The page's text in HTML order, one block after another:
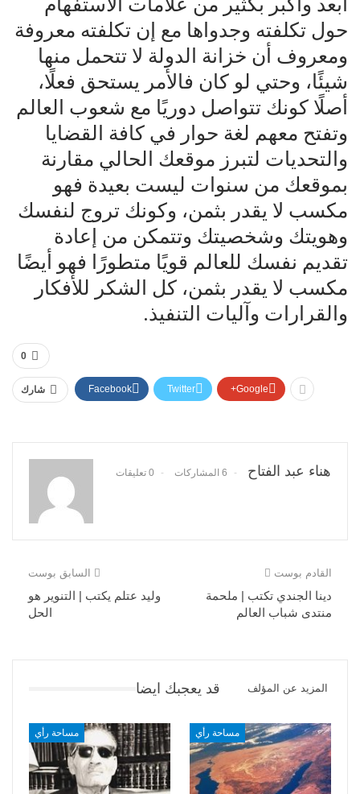
أبعد وأكبر بكثير من علامات الاستفهام
حول تكلفته وجدواها مع إن تكلفته معروفة
ومعروف أن خزانة الدولة لا تتحمل منها
شيئًا، وحتي لو كان فالأمر يستحق فعلًا،
أصلًا كونك تتواصل دوريًا مع شعوب العالم
وتفتح معهم لغة حوار في كافة القضايا
والتحديات لتبرز موقعك الحالي مقارنة
بموقعك من سنوات ليست بعيدة فهو
مكسب لا يقدر بثمن، وكونك تروج لنفسك
وهويتك وشخصيتك وتتمكن من إعادة
تقديم نفسك للعالم قويًا متطورًا فهو أيضًا
مكسب لا يقدر بثمن، كل الشكر للأفكار
والقرارات وآليات التنفيذ.
0
شارك Facebook Twitter Google+
هناء عبد الفتاح 6 المشاركات 0 تعليقات
السابق بوست
وليد عتلم يكتب | التنوير هو
الحل
القادم بوست
دينا الجندي تكتب | ملحمة
منتدى شباب العالم
قد يعجبك ايضا المزيد عن المؤلف
مساحة رأي مساحة رأي